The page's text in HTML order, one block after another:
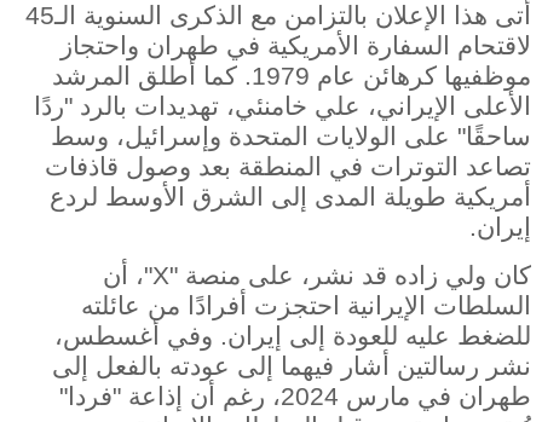
أتى هذا الإعلان بالتزامن مع الذكرى السنوية الـ45
لاقتحام السفارة الأمريكية في طهران واحتجاز
موظفيها كرهائن عام 1979. كما أطلق المرشد
الأعلى الإيراني، علي خامنئي، تهديدات بالرد "ردًا
ساحقًا" على الولايات المتحدة وإسرائيل، وسط
تصاعد التوترات في المنطقة بعد وصول قاذفات
أمريكية طويلة المدى إلى الشرق الأوسط لردع
إيران.
كان ولي زاده قد نشر، على منصة "X"، أن
السلطات الإيرانية احتجزت أفرادًا من عائلته
للضغط عليه للعودة إلى إيران. وفي أغسطس،
نشر رسالتين أشار فيهما إلى عودته بالفعل إلى
طهران في مارس 2024، رغم أن إذاعة "فردا"